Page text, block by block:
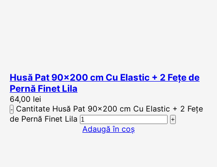
Husă Pat 90×200 cm Cu Elastic + 2 Fețe de
Pernă Finet Lila
64,00 lei
Cantitate Husă Pat 90x200 cm Cu Elastic + 2 Fețe
de Pernă Finet Lila
Adaugă în coș